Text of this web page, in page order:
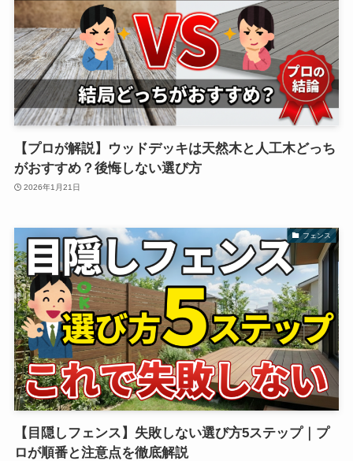
【プロが解説】ウッドデッキは天然木と人工木どっち
がおすすめ？後悔しない選び方
2026年1月21日
フェンス
【目隠しフェンス】失敗しない選び方5ステップ｜プ
ロが順番と注意点を徹底解説